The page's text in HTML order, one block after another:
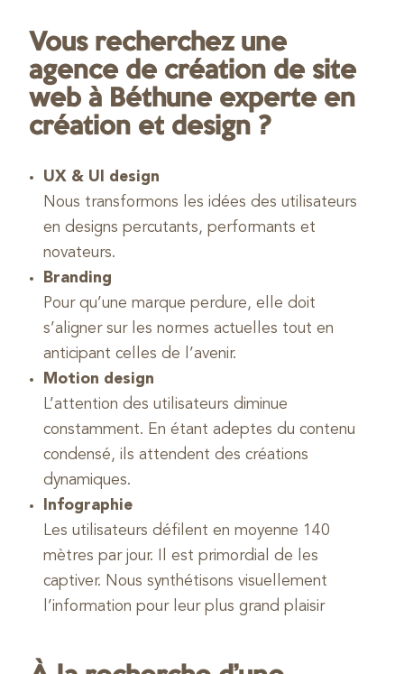
Vous recherchez une
agence de création de site
web à Béthune experte en
création et design ?
UX & UI design
Nous transformons les idées des utilisateurs
en designs percutants, performants et
novateurs.
Branding
Pour qu’une marque perdure, elle doit
s’aligner sur les normes actuelles tout en
anticipant celles de l’avenir.
Motion design
L’attention des utilisateurs diminue
constamment. En étant adeptes du contenu
condensé, ils attendent des créations
dynamiques.
Infographie
Les utilisateurs défilent en moyenne 140
mètres par jour. Il est primordial de les
captiver. Nous synthétisons visuellement
l’information pour leur plus grand plaisir